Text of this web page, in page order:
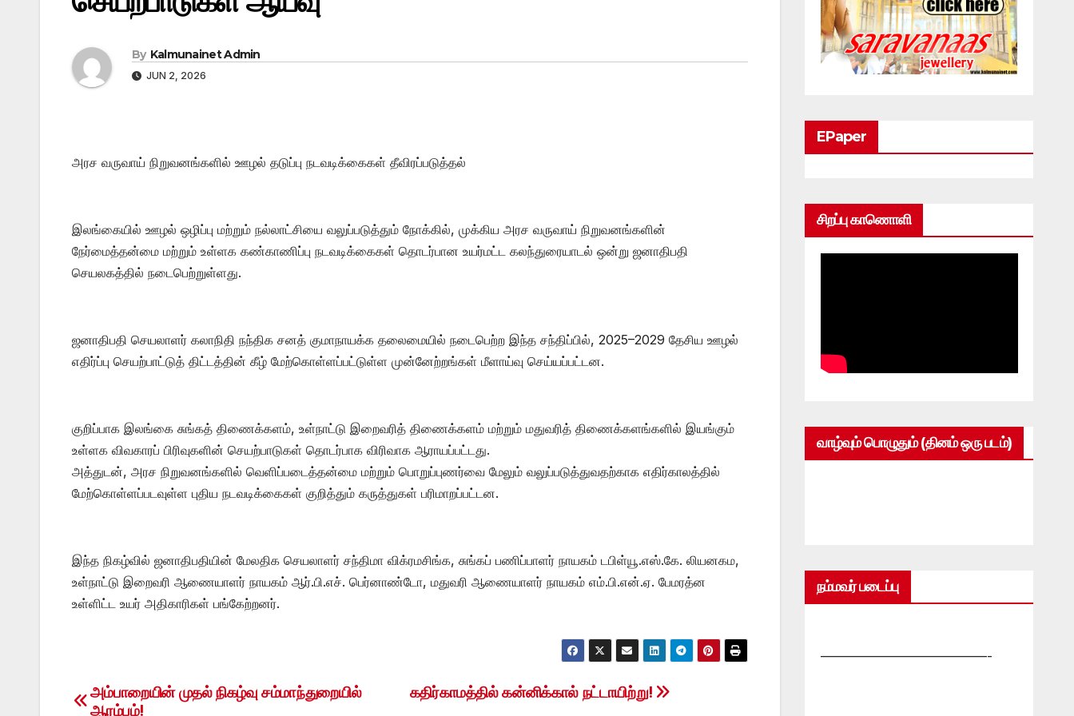
By Kalmunainet Admin
JUN 2, 2026
அரச வருவாய் நிறுவனங்களில் ஊழல் தடுப்பு நடவடிக்கைகள் தீவிரப்படுத்தல்
இலங்கையில் ஊழல் ஒழிப்பு மற்றும் நல்லாட்சியை வலுப்படுத்தும் நோக்கில், முக்கிய அரச வருவாய் நிறுவனங்களின்
நேர்மைத்தன்மை மற்றும் உள்ளக கண்காணிப்பு நடவடிக்கைகள் தொடர்பான உயர்மட்ட கலந்துரையாடல் ஒன்று ஜனாதிபதி
செயலகத்தில் நடைபெற்றுள்ளது.
ஜனாதிபதி செயலாளர் கலாநிதி நந்திக சனத் குமாநாயக்க தலைமையில் நடைபெற்ற இந்த சந்திப்பில், 2025–2029 தேசிய ஊழல்
எதிர்ப்பு செயற்பாட்டுத் திட்டத்தின் கீழ் மேற்கொள்ளப்பட்டுள்ள முன்னேற்றங்கள் மீளாய்வு செய்யப்பட்டன.
குறிப்பாக இலங்கை சுங்கத் திணைக்களம், உள்நாட்டு இறைவரித் திணைக்களம் மற்றும் மதுவரித் திணைக்களங்களில் இயங்கும்
உள்ளக விவகாரப் பிரிவுகளின் செயற்பாடுகள் தொடர்பாக விரிவாக ஆராயப்பட்டது.
அத்துடன், அரச நிறுவனங்களில் வெளிப்படைத்தன்மை மற்றும் பொறுப்புணர்வை மேலும் வலுப்படுத்துவதற்காக எதிர்காலத்தில்
மேற்கொள்ளப்படவுள்ள புதிய நடவடிக்கைகள் குறித்தும் கருத்துகள் பரிமாறப்பட்டன.
இந்த நிகழ்வில் ஜனாதிபதியின் மேலதிக செயலாளர் சந்திமா விக்ரமசிங்க, சுங்கப் பணிப்பாளர் நாயகம் டபிள்யூ.எஸ்.கே. லியனகம,
உள்நாட்டு இறைவரி ஆணையாளர் நாயகம் ஆர்.பி.எச். பெர்னாண்டோ, மதுவரி ஆணையாளர் நாயகம் எம்.பி.என்.ஏ. பேமரத்ன
உள்ளிட்ட உயர் அதிகாரிகள் பங்கேற்றனர்.
Post
கதிர்காமத்தில் கன்னிக்கால் நட்டாயிற்று!
அம்பாறையின் முதல் நிகழ்வு சம்மாந்துறையில்
ஆரம்பம்!
EPaper
சிறப்பு காணொளி
வாழ்வும் பொழுதும் (தினம் ஒரு படம்)
நம்மவர் படைப்பு
—————————————-